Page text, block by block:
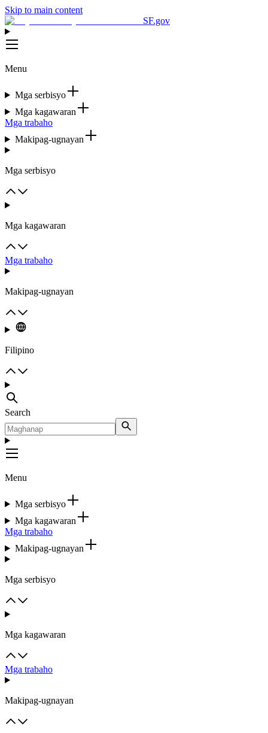
Skip to main content
SF.gov
Menu
Mga serbisyo
Mga kagawaran
Mga trabaho
Makipag-ugnayan
Mga serbisyo
Mga kagawaran
Mga trabaho
Makipag-ugnayan
Filipino
Search
Menu
Mga serbisyo
Mga kagawaran
Mga trabaho
Makipag-ugnayan
Mga serbisyo
Mga kagawaran
Mga trabaho
Makipag-ugnayan